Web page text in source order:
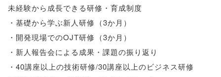
未経験から成長できる研修・育成制度
・基礎から学ぶ新人研修 （3か月 ）
・開発現場でのOJT研修 （3か月 ）
・新人報告会による成果・課題の振り返り
・40講座以上の技術研修/30講座以上のビジネス研修